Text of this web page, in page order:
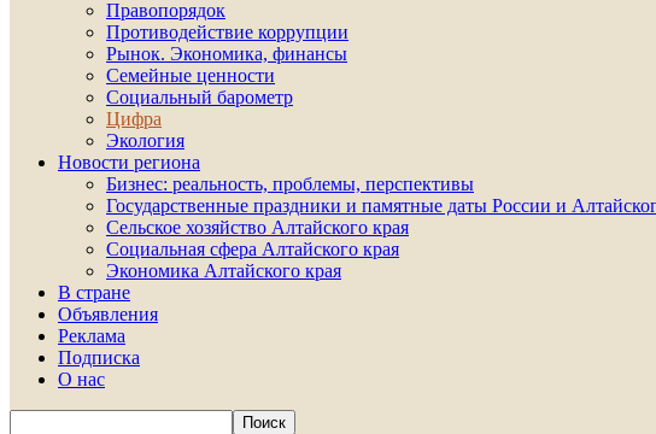
Правопорядок
Противодействие коррупции
Рынок. Экономика, финансы
Семейные ценности
Социальный барометр
Цифра
Экология
Новости региона
Бизнес: реальность, проблемы, перспективы
Государственные праздники и памятные даты России и
Сельское хозяйство Алтайского края
Социальная сфера Алтайского края
Экономика Алтайского края
В стране
Объявления
Реклама
Подписка
О нас